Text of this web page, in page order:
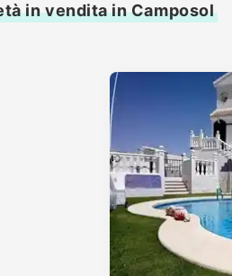
in vendita in Camposol